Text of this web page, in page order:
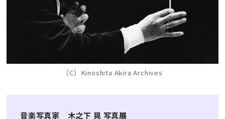
（C）Kinoshita Akira Archives
音楽写真家 木之下 晃 写真展